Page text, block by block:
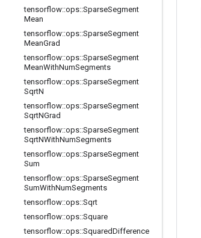
tensorflow::ops::SparseSegment
Mean
tensorflow::ops::SparseSegment
MeanGrad
tensorflow::ops::SparseSegment
MeanWithNumSegments
tensorflow::ops::SparseSegment
SqrtN
tensorflow::ops::SparseSegment
SqrtNGrad
tensorflow::ops::SparseSegment
SqrtNWithNumSegments
tensorflow::ops::SparseSegment
Sum
tensorflow::ops::SparseSegment
SumWithNumSegments
tensorflow::ops::Sqrt
tensorflow::ops::Square
tensorflow::ops::SquaredDifference